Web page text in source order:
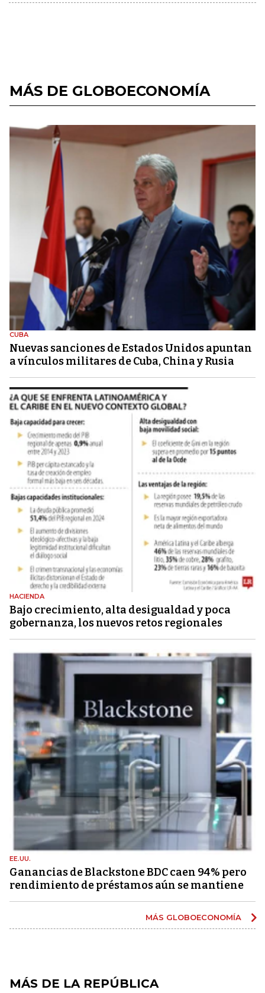
MÁS DE GLOBOECONOMÍA
CUBA
Nuevas sanciones de Estados Unidos apuntan
a vínculos militares de Cuba, China y Rusia
HACIENDA
Bajo crecimiento, alta desigualdad y poca
gobernanza, los nuevos retos regionales
EE.UU.
Ganancias de Blackstone BDC caen 94% pero
rendimiento de préstamos aún se mantiene
MÁS GLOBOECONOMÍA
MÁS DE LA REPÚBLICA